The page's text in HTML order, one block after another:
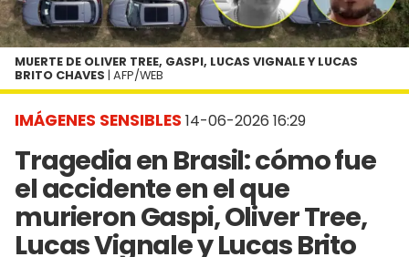
IMÁGENES SENSIBLES 14-06-2026 16:29
Tragedia en Brasil: cómo fue
el accidente en el que
murieron Gaspi, Oliver Tree,
Lucas Vignale y Lucas Brito
MUERTE DE OLIVER TREE, GASPI, LUCAS VIGNALE Y LUCAS
BRITO CHAVES | AFP/WEB